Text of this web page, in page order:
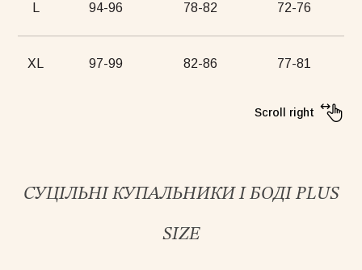
94-96 78-82 72-76
XL 97-99 82-86 77-81
Scroll right
СУЦІЛЬНІ КУПАЛЬНИКИ І БОДІ PLUS
SIZE